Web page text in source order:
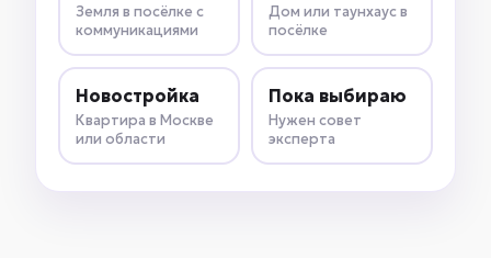
Земля в посёлке с
коммуникациями
Дом или таунхаус в
посёлке
Новостройка
Квартира в Москве
или области
Пока выбираю
Нужен совет
эксперта